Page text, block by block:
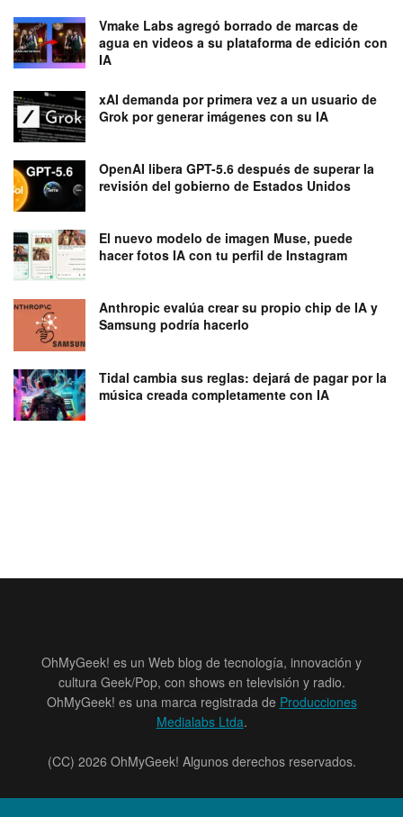
Vmake Labs agregó borrado de marcas de
agua en videos a su plataforma de edición con
IA
xAI demanda por primera vez a un usuario de
Grok por generar imágenes con su IA
OpenAI libera GPT-5.6 después de superar la
revisión del gobierno de Estados Unidos
El nuevo modelo de imagen Muse, puede
hacer fotos IA con tu perfil de Instagram
Anthropic evalúa crear su propio chip de IA y
Samsung podría hacerlo
Tidal cambia sus reglas: dejará de pagar por la
música creada completamente con IA
OhMyGeek! es un Web blog de tecnología, innovación y
cultura Geek/Pop, con shows en televisión y radio.
OhMyGeek! es una marca registrada de Producciones
Medialabs Ltda.
(CC) 2026 OhMyGeek! Algunos derechos reservados.